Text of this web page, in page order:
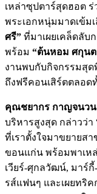
เหล่าซุปตาร์สุดฮอต
พระเอกหนุ่มมาดเข้ม
ศรี” ที่มาเผยเคล็ดลับ
พร้อม “ต้นหอม ศกุนต
งานพบกับกิจกรรมสุด
ถึงฟรีคอนเสิร์ตตลอด
คุณชยากร กาญจนว
บริหารสูงสุด กล่าวว่า
ที่เราตั้งใจมาขยายส
ขอนแก่น พร้อมพาเห
เวียร์-ศุกลวัฒน์, มาร์
รส์แฟนๆ และเผยทริ